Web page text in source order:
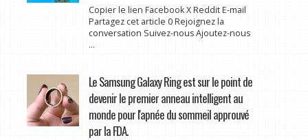
Copier le lien Facebook X Reddit E-mail
Partagez cet article 0 Rejoignez la
conversation Suivez-nous Ajoutez-nous
...
Le Samsung Galaxy Ring est sur le point de
devenir le premier anneau intelligent au
monde pour l'apnée du sommeil approuvé
par la FDA.